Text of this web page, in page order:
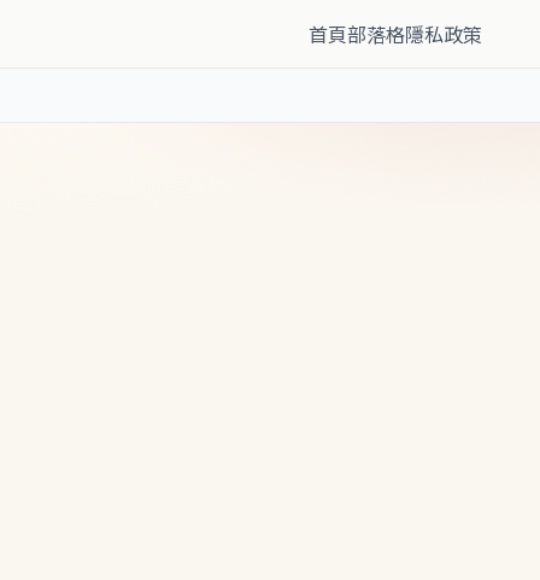
首頁部落格隱私政策